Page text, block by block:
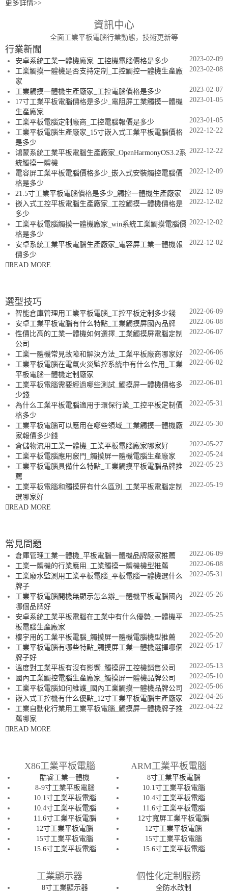
更多詳情>>
資訊中心
全面工業平板電腦行業動態，技術更新等
行業新聞
2023-02-09
安卓系統工業一體機廠家_工控機電腦價格是多少
2023-02-08
工業觸摸一體機是否支持定制_工控觸控一體機生產廠
家
2023-02-07
工業觸摸一體機生產廠家_工控電腦價格是多少
2023-01-05
17寸工業平板電腦價格是多少_電阻屏工業觸摸一體機
生產廠家
2023-01-05
工業平板電腦定制廠商_工控電腦報價是多少
2022-12-22
工業平板電腦生產廠家_15寸嵌入式工業平板電腦價格
是多少
2022-12-22
鴻蒙系統工業平板電腦生產廠家_OpenHarmonyOS3.2系
統觸摸一體機
2022-12-09
電容屏工業平板電腦價格多少_嵌入式安裝觸控電腦價
格是多少
2022-12-09
21.5寸工業平板電腦價格是多少_觸控一體機生產廠家
2022-12-02
嵌入式工控平板電腦生產廠家_工控觸摸一體機價格是
多少
2022-12-02
工業平板電腦觸摸一體機廠家_win系統工業觸摸電腦價
格是多少
2022-12-02
安卓系統工業平板電腦生產廠家_電容屏工業一體機報
價多少
READ MORE
選型技巧
2022-06-09
智能倉庫管理用工業平板電腦_工控平板定制多少錢
2022-06-08
安卓工業平板電腦有什么特點_工業觸摸屏國內品牌
2022-06-07
性價比高的工業一體機如何選擇_工業觸摸屏電腦定制
公司
2022-06-06
工業一體機常見故障和解決方法_工業平板廠商哪家好
2022-06-02
工業平板電腦在電氣火災監控系統中有什么作用_工業
平板電腦一體機定制廠家
2022-06-01
工業平板電腦需要經過哪些測試_觸摸屏一體機價格多
少錢
2022-05-31
為什么工業平板電腦適用于環保行業_工控平板定制價
格多少
2022-05-30
工業平板電腦可以應用在哪些領域_工業觸摸一體機廠
家報價多少錢
2022-05-27
倉儲物流用工業一體機_工業平板電腦廠家哪家好
2022-05-24
工業平板電腦應用竅門_觸摸屏一體機電腦生產廠家
2022-05-23
工業平板電腦具備什么特點_工業觸摸平板電腦品牌推
薦
2022-05-19
工業平板電腦和觸摸屏有什么區別_工業平板電腦定制
選哪家好
READ MORE
常見問題
2022-06-09
倉庫管理工業一體機_平板電腦一體機品牌廠家推薦
2022-06-08
工業一體機的行業應用_工業觸摸一體機機型推薦
2022-05-31
工業廢水監測用工業平板電腦_平板電腦一體機選什么
牌子
2022-05-26
工業平板電腦開機無顯示怎么辦_一體機平板電腦國內
哪個品牌好
2022-05-25
安卓系統工業平板電腦在工業中有什么優勢_一體機平
板電腦生產廠家
2022-05-20
樓宇用的工業平板電腦_觸摸屏一體機電腦機型推薦
2022-05-17
工業平板電腦有哪些特點_觸摸屏工業一體機選擇哪個
牌子好
2022-05-13
溫度對工業平板有沒有影響_觸摸屏工控機銷售公司
2022-05-10
國內工業觸控電腦生產廠家_觸摸屏一體機品牌公司
2022-05-06
工業平板電腦如何維護_國內工業觸摸一體機品牌公司
2022-04-26
嵌入式工控機有什么優點_12寸工業平板電腦生產廠家
2022-04-22
工業自動化行業用工業平板電腦_觸摸屏一體機牌子推
薦哪家
READ MORE
X86工業平板電腦
酷睿工業一體機
8-9寸工業平板電腦
10.1寸工業平板電腦
10.4寸工業平板電腦
11.6寸工業平板電腦
12寸工業平板電腦
15寸工業平板電腦
15.6寸工業平板電腦
ARM工業平板電腦
8寸工業平板電腦
10.1寸工業平板電腦
10.4寸工業平板電腦
11.6寸工業平板電腦
12寸寬屏工業平板電腦
12寸工業平板電腦
15寸工業平板電腦
15.6寸工業平板電腦
工業顯示器
8寸工業顯示器
個性化定制服務
全防水改制